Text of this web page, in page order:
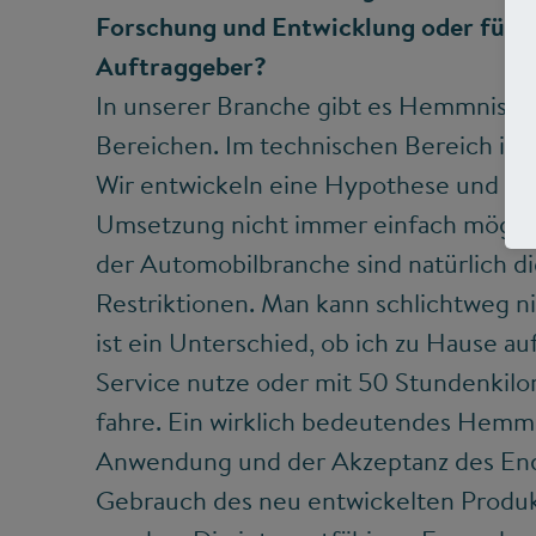
Forschung und Entwicklung oder für
Auftraggeber?
In unserer Branche gibt es
Bereichen. Im technischen Bereich ist
Wir entwickeln eine Hypothese und
Umsetzung nicht immer einfach
der Automobilbranche sind natürlich
Restriktionen. Man kann schlichtweg
ist ein Unterschied, ob ich zu Hause
Service nutze oder mit 50
fahre. Ein wirklich bedeutendes
Anwendung und der Akzeptanz des
Gebrauch des neu entwickelten